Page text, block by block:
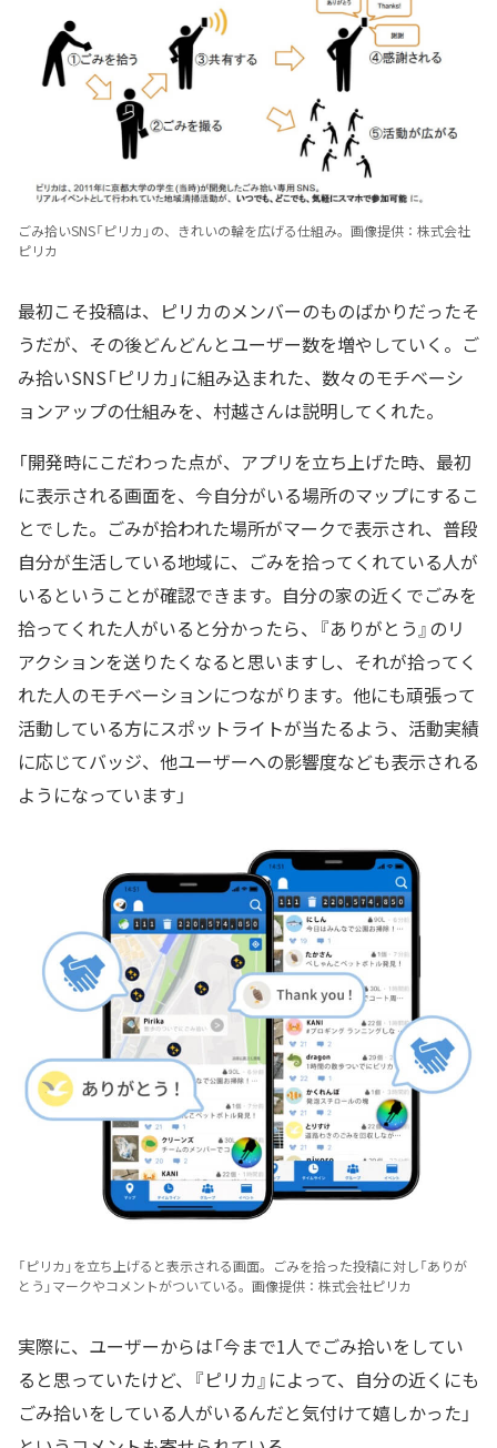
ごみ拾いSNS「ピリカ」の、きれいの輪を広げる仕組み。画像提供：株式会社
ピリカ
最初こそ投稿は、ピリカのメンバーのものばかりだったそ
うだが、その後どんどんとユーザー数を増やしていく。ご
み拾いSNS「ピリカ」に組み込まれた、数々のモチベーシ
ョンアップの仕組みを、村越さんは説明してくれた。
「開発時にこだわった点が、アプリを立ち上げた時、最初
に表示される画面を、今自分がいる場所のマップにするこ
とでした。ごみが拾われた場所がマークで表示され、普段
自分が生活している地域に、ごみを拾ってくれている人が
いるということが確認できます。自分の家の近くでごみを
拾ってくれた人がいると分かったら、『ありがとう』のリ
アクションを送りたくなると思いますし、それが拾ってく
れた人のモチベーションにつながります。他にも頑張って
活動している方にスポットライトが当たるよう、活動実績
に応じてバッジ、他ユーザーへの影響度なども表示される
ようになっています」
「ピリカ」を立ち上げると表示される画面。ごみを拾った投稿に対し「ありが
とう」マークやコメントがついている。画像提供：株式会社ピリカ
実際に、ユーザーからは「今まで1人でごみ拾いをしてい
ると思っていたけど、『ピリカ』によって、自分の近くにも
ごみ拾いをしている人がいるんだと気付けて嬉しかった」